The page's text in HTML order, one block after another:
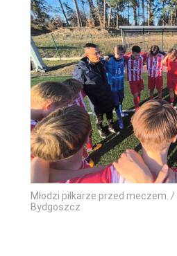
Młodzi piłkarze przed meczem. /
Bydgoszcz